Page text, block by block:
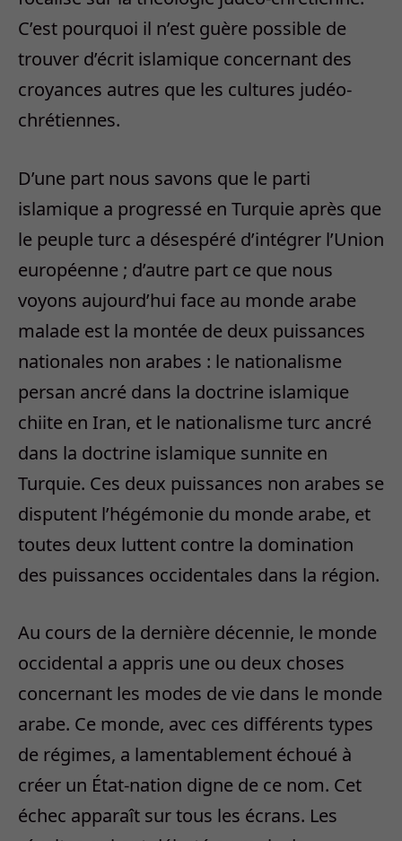
C’est pourquoi il n’est guère possible de
trouver d’écrit islamique concernant des
croyances autres que les cultures judéo-
chrétiennes.
D’une part nous savons que le parti
islamique a progressé en Turquie après que
le peuple turc a désespéré d’intégrer l’Union
européenne ; d’autre part ce que nous
voyons aujourd’hui face au monde arabe
malade est la montée de deux puissances
nationales non arabes : le nationalisme
persan ancré dans la doctrine islamique
chiite en Iran, et le nationalisme turc ancré
dans la doctrine islamique sunnite en
Turquie. Ces deux puissances non arabes se
disputent l’hégémonie du monde arabe, et
toutes deux luttent contre la domination
des puissances occidentales dans la région.
Au cours de la dernière décennie, le monde
occidental a appris une ou deux choses
concernant les modes de vie dans le monde
arabe. Ce monde, avec ces différents types
de régimes, a lamentablement échoué à
créer un État-nation digne de ce nom. Cet
échec apparaît sur tous les écrans. Les